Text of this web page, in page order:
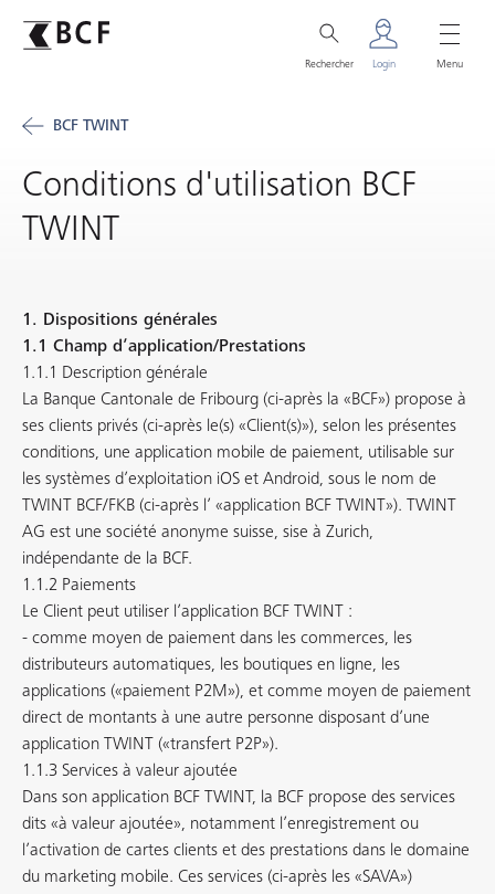
Rechercher Login Menu
BCF TWINT
Conditions d'utilisation BCF
TWINT
1. Dispositions générales
1.1 Champ d’application/Prestations
1.1.1 Description générale
La Banque Cantonale de Fribourg (ci-après la «BCF») propose à
ses clients privés (ci-après le(s) «Client(s)»), selon les présentes
conditions, une application mobile de paiement, utilisable sur
les systèmes d’exploitation iOS et Android, sous le nom de
TWINT BCF/FKB (ci-après l’ «application BCF TWINT»). TWINT
AG est une société anonyme suisse, sise à Zurich,
indépendante de la BCF.
1.1.2 Paiements
Le Client peut utiliser l’application BCF TWINT :
- comme moyen de paiement dans les commerces, les
distributeurs automatiques, les boutiques en ligne, les
applications («paiement P2M»), et comme moyen de paiement
direct de montants à une autre personne disposant d’une
application TWINT («transfert P2P»).
1.1.3 Services à valeur ajoutée
Dans son application BCF TWINT, la BCF propose des services
dits «à valeur ajoutée», notamment l’enregistrement ou
l’activation de cartes clients et des prestations dans le domaine
du marketing mobile. Ces services (ci-après les «SAVA»)